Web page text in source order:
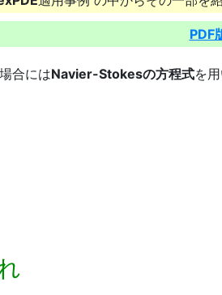
PDF
合にはNavier-Stokesの方程式を